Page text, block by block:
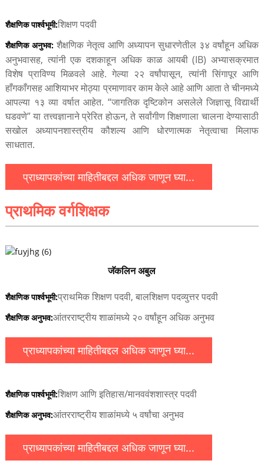
शैक्षणिक पार्श्वभूमी:शिक्षण पदवी
शैक्षणिक अनुभव:शैक्षणिक नेतृत्व आणि अध्यापन सुधारणेतील ३४ वर्षांहून अधिक
अनुभवासह, त्यांनी एक दशकाहून अधिक काळ आयबी (IB) अभ्यासक्रमात
विशेष प्राविण्य मिळवले आहे. गेल्या २२ वर्षांपासून, त्यांनी सिंगापूर आणि
हाँगकाँगसह आशियाभर मोठ्या प्रमाणावर काम केले आहे आणि आता ते चीनमध्ये
आपल्या १३ व्या वर्षात आहेत. “जागतिक दृष्टिकोन असलेले जिज्ञासू विद्यार्थी
घडवणे” या तत्त्वज्ञानाने प्रेरित होऊन, ते सर्वांगीण शिक्षणाला चालना देण्यासाठी
सखोल अध्यापनशास्त्रीय कौशल्य आणि धोरणात्मक नेतृत्वाचा मिलाफ
साधतात.
प्राध्यापकांच्या माहितीबद्दल अधिक जाणून घ्या...
प्राथमिक वर्गशिक्षक
जॅकलिन अबुल
शैक्षणिक पार्श्वभूमी:प्राथमिक शिक्षण पदवी, बालशिक्षण पदव्युत्तर पदवी
शैक्षणिक अनुभव:आंतरराष्ट्रीय शाळांमध्ये २० वर्षांहून अधिक अनुभव
प्राध्यापकांच्या माहितीबद्दल अधिक जाणून घ्या...
शैक्षणिक पार्श्वभूमी:शिक्षण आणि इतिहास/मानववंशशास्त्र पदवी
शैक्षणिक अनुभव:आंतरराष्ट्रीय शाळांमध्ये ५ वर्षांचा अनुभव
प्राध्यापकांच्या माहितीबद्दल अधिक जाणून घ्या...